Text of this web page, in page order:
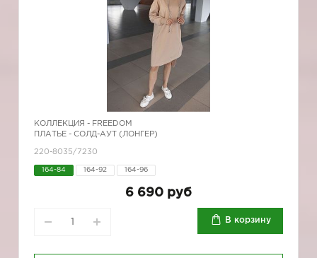
КОЛЛЕКЦИЯ - FREEDOM
ПЛАТЬЕ - СОЛД-АУТ (ЛОНГЕР)
220-8035/7230
164-84 164-92 164-96
6 690 руб
В корзину